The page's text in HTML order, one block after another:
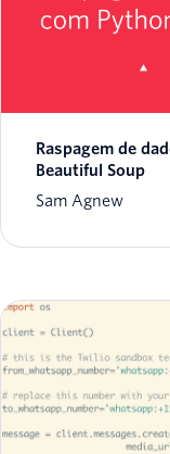
Raspagem de
Beautiful Soup
Sam Agnew